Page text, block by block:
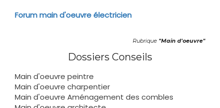
Forum main d'oeuvre électricien
Rubrique "Main d'oeuvre"
Dossiers Conseils
Main d'oeuvre peintre
Main d'oeuvre charpentier
Main d'oeuvre Aménagement des combles